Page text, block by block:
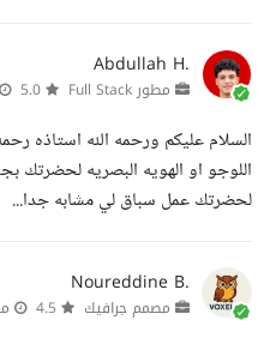
Abdullah H.
مطور Full Stack
السلام عليكم ورحمه الله استاذه
اللوجو او الهويه البصريه لحضرتك
لحضرتك عمل سباق لي مشابه جدا...
Noureddine B.
مصمم جرافيك